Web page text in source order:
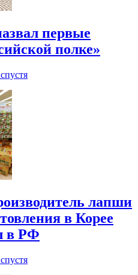
первые
полке»
лапши
в Корее
в РФ